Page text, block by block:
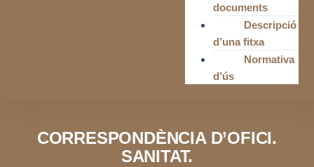
documents
Descripció
d’una fitxa
Normativa
d’ús
CORRESPONDÈNCIA D’OFICI.
SANITAT.